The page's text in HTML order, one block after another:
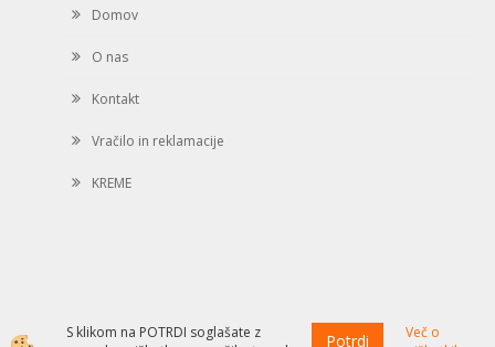
Domov
O nas
Kontakt
Vračilo in reklamacije
KREME
S klikom na POTRDI soglašate z
Potrdi
Več o